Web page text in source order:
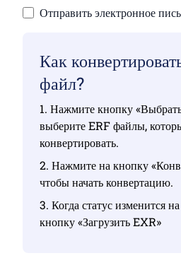
Отправить электронное
Как
файл?
1. Нажмите кнопку
выберите ERF файлы,
конвертировать.
2. Нажмите на кнопку
чтобы начать конвертацию.
3. Когда статус изменится
кнопку «Загрузить EXR»